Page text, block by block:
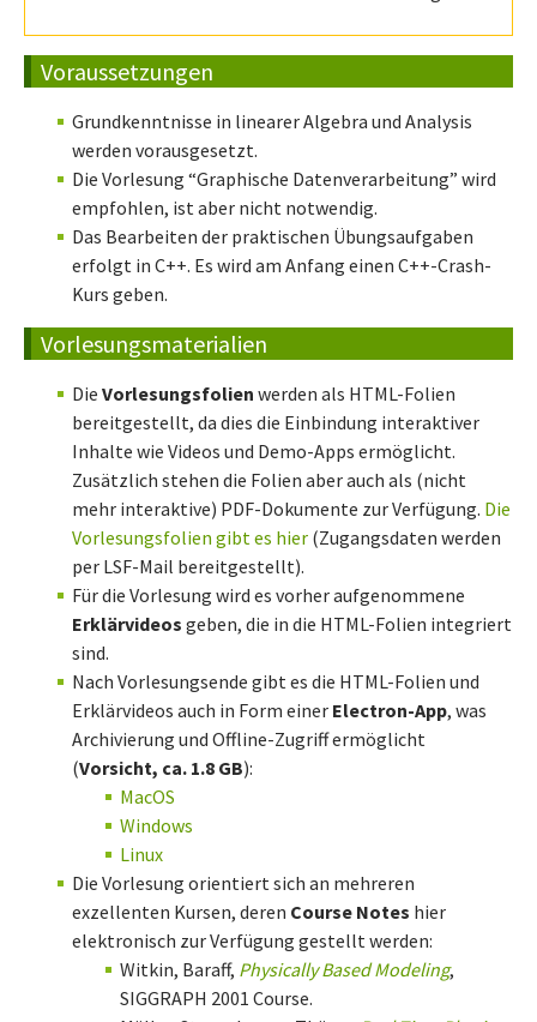
Voraussetzungen
Grundkenntnisse in linearer Algebra und Analysis
werden vorausgesetzt.
Die Vorlesung “Graphische Datenverarbeitung” wird
empfohlen, ist aber nicht notwendig.
Das Bearbeiten der praktischen Übungsaufgaben
erfolgt in C++. Es wird am Anfang einen C++-Crash-
Kurs geben.
Vorlesungsmaterialien
Die Vorlesungsfolien werden als HTML-Folien
bereitgestellt, da dies die Einbindung interaktiver
Inhalte wie Videos und Demo-Apps ermöglicht.
Zusätzlich stehen die Folien aber auch als (nicht
mehr interaktive) PDF-Dokumente zur Verfügung. Die
Vorlesungsfolien gibt es hier (Zugangsdaten werden
per LSF-Mail bereitgestellt).
Für die Vorlesung wird es vorher aufgenommene
Erklärvideos geben, die in die HTML-Folien integriert
sind.
Nach Vorlesungsende gibt es die HTML-Folien und
Erklärvideos auch in Form einer Electron-App, was
Archivierung und Offline-Zugriff ermöglicht
(Vorsicht, ca. 1.8 GB):
MacOS
Windows
Linux
Die Vorlesung orientiert sich an mehreren
exzellenten Kursen, deren Course Notes hier
elektronisch zur Verfügung gestellt werden:
Witkin, Baraff, Physically Based Modeling,
SIGGRAPH 2001 Course.